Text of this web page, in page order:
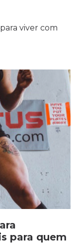
viver com
para quem